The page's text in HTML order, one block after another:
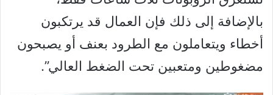
بالإضافة إلى ذلك فإن العمال قد يرتكبون
أخطاء ويتعاملون مع الطرود بعنف أو يصبحون
مضغوطين ومتعبين تحت الضغط العالي”.